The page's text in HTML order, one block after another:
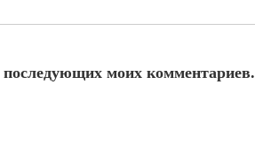
последующих моих комментариев.